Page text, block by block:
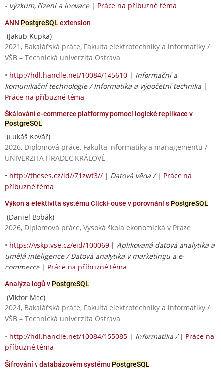
- výzkum, řízení a inovace| Práce na příbuzné téma
ANN PostgreSQLextension
(Jakub Kupka)
2021, Bakalářská práce, Fakulta elektrotechniky a informatiky /
VŠB – Technická univerzita Ostrava
• http://hdl.handle.net/10084/145610 | Informační a
komunikační technologie / Informatika a výpočetní technika |
Práce na příbuzné téma
Škálování e-commerce platformy pomocí logické replikace v
PostgreSQL
(Lukáš Kovář)
2026, Diplomová práce, Fakulta informatiky a managementu /
UNIVERZITA HRADEC KRÁLOVÉ
• http://theses.cz/id//71zwt3// | Datová věda / | Práce na
příbuzné téma
Výkon a efektivita systému ClickHouse v porovnání s PostgreSQL
(Daniel Bobák)
2026, Diplomová práce, Vysoká škola ekonomická v Praze
• https://vskp.vse.cz/eid/100069 | Aplikovaná datová analytika a
umělá inteligence / Datová analytika v marketingu a e-
commerce| Práce na příbuzné téma
Analýza logů v PostgreSQL
(Viktor Mec)
2024, Bakalářská práce, Fakulta elektrotechniky a informatiky /
VŠB – Technická univerzita Ostrava
• http://hdl.handle.net/10084/155085 | Informatika / | Práce na
příbuzné téma
Šifrování v databázovém systému PostgreSQL